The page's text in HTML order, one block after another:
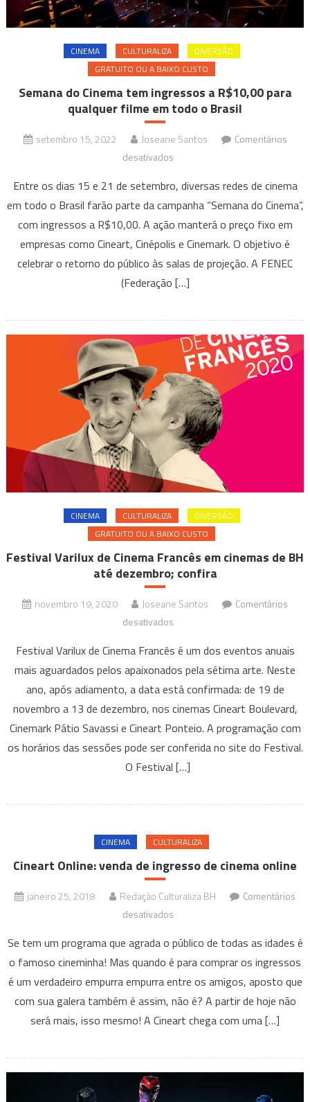
CINEMA CULTURALIZA
DIVERSÃO
GRATUITO OU A BAIXO CUSTO
Semana do Cinema tem ingressos a R$10,00 para
qualquer filme em todo o Brasil
setembro 15, 2022 Joseane Santos
Comentários
desativados
do
Cinema
tem
ingressos
a
R$10,00
em
todo
o
Brasil
Entre os dias 15 e 21 de setembro, diversas redes de cinema
em todo o Brasil farão parte da campanha “Semana do Cinema”,
com ingressos a R$10,00. A ação manterá o preço fixo em
empresas como Cineart, Cinépolis e Cinemark. O objetivo é
celebrar o retorno do público às salas de projeção. A FENEC
(Federação […]
CINEMA CULTURALIZA
DIVERSÃO
GRATUITO OU A BAIXO CUSTO
Festival Varilux de Cinema Francês em cinemas de BH
até dezembro; confira
novembro 19, 2020 Joseane Santos
Comentários
desativados
Varilux
de
Cinema
Francês
em
cinemas
de
BH
Festival Varilux de Cinema Francês é um dos eventos anuais
mais aguardados pelos apaixonados pela sétima arte. Neste
ano, após adiamento, a data está confirmada: de 19 de
novembro a 13 de dezembro, nos cinemas Cineart Boulevard,
Cinemark Pátio Savassi e Cineart Ponteio. A programação com
os horários das sessões pode ser conferida no site do Festival.
O Festival […]
CINEMA CULTURALIZA
Cineart Online: venda de ingresso de cinema online
janeiro 25, 2018 Redação Culturaliza BH
Comentários
desativados
Online:
venda
de
ingresso
de
Se tem um programa que agrada o público de todas as idades é
o famoso cineminha! Mas quando é para comprar os ingressos
é um verdadeiro empurra empurra entre os amigos, aposto que
com sua galera também é assim, não é? A partir de hoje não
será mais, isso mesmo! A Cineart chega com uma […]